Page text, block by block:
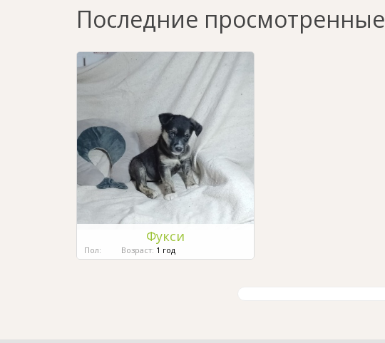
Последние просмотренные
Фукси
Пол: Возраст: 1 год